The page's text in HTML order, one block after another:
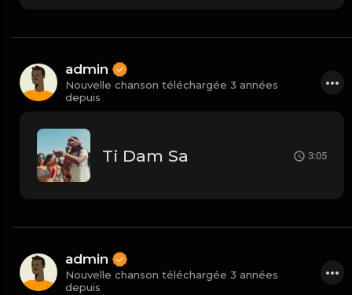
admin
Nouvelle chanson téléchargée 3 années
depuis
Ti Dam Sa 3:05
admin
Nouvelle chanson téléchargée 3 années
depuis